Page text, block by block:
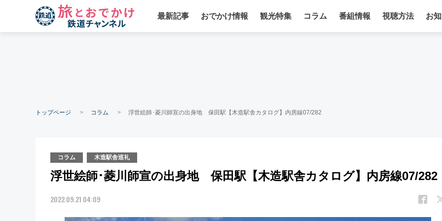
最新記事 おでかけ情報 観光特集 コラム 番組情報 視聴方法 お
トップページ コラム 浮世絵師･菱川師宣の出身地 保田駅【木造駅舎カタログ】内房線07/282
コラム 木造駅舎巡礼
浮世絵師･菱川師宣の出身地 保田駅【木造駅舎カタログ】内房線07/282
2022.09.21 04:09